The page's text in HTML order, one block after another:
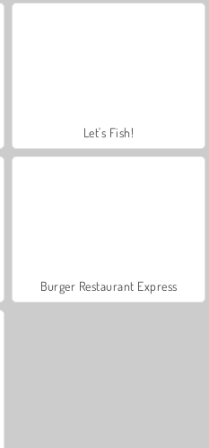
Let's Fish!
Burger Restaurant Express